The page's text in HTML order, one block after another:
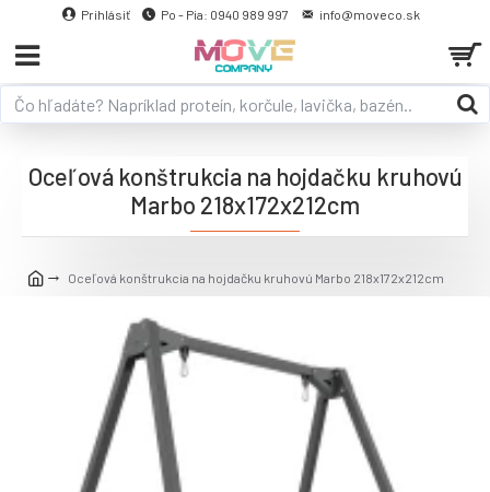
Prihlásiť Po - Pia: 0940 989 997 info@moveco.sk
Oceľová konštrukcia na hojdačku kruhovú Marbo 218x172x212cm
Oceľová konštrukcia na hojdačku kruhovú
Marbo 218x172x212cm